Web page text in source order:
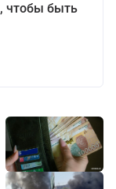
, чтобы быть